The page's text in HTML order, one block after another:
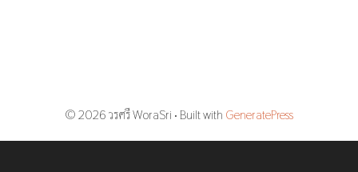
© 2026 วรศรี WoraSri • Built with GeneratePress